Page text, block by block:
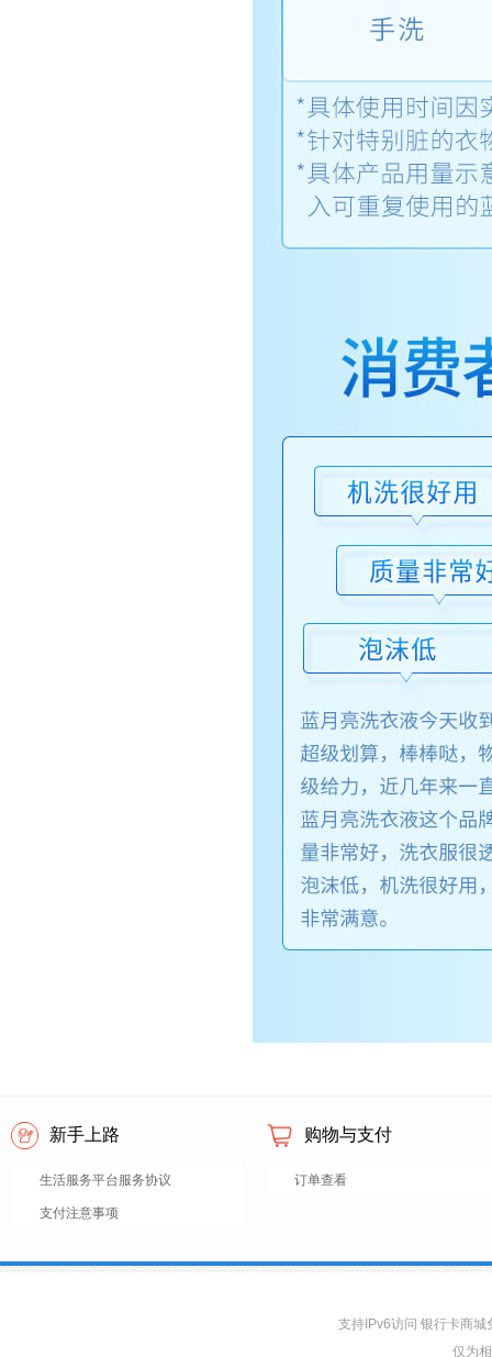
新手上路
生活服务平台服务协议
支付注意事项
购物与支付
订单查看
支持IPv6访问 银行卡商
仅为